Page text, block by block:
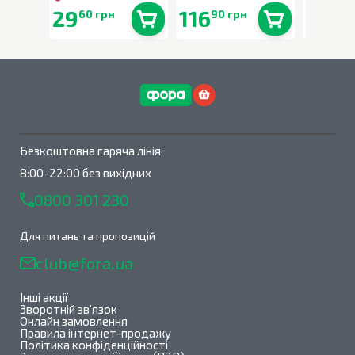
2960 грн 11690 грн
Безкоштовна гаряча лінія
8:00-22:00 без вихідних
0800 301 230
Для питань та пропозицій
club@fora.ua
Інші акції
Зворотній зв'язок
Онлайн замовлення
Правила інтернет-продажу
Політика конфіденційності